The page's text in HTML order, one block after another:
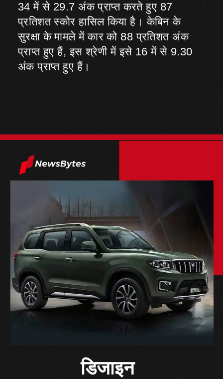
34 में से 29.7 अंक प्राप्त करते हुए 87
प्रतिशत स्कोर हासिल किया है। केबिन के
सुरक्षा के मामले में कार को 88 प्रतिशत अंक
प्राप्त हुए हैं, इस श्रेणी में इसे 16 में से 9.30
डिजाइन